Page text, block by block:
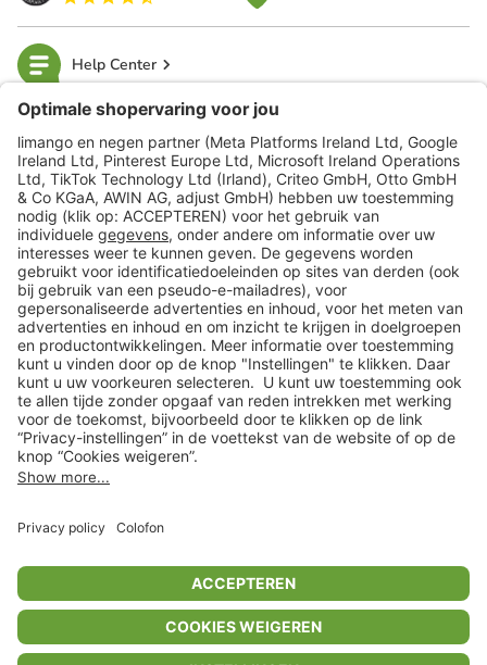
In winkelwagentje voor
Help Center
limango
Veilig winkelen
Klantenservice
Shop
Acties
limango.de limango.pl
** Alle prijsopgaven zijn inclusief belasting en exclusief verzendkosten